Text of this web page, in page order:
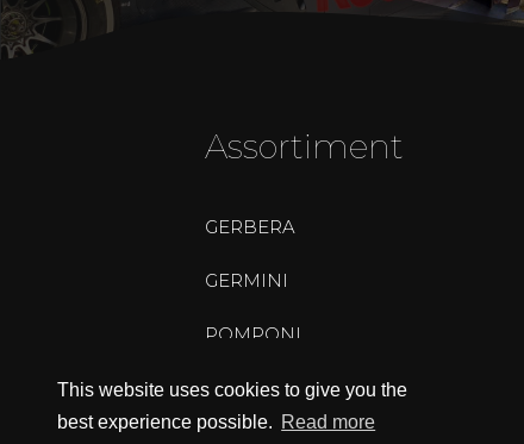
This website uses cookies to give you the
best experience possible. Read more
Assortiment
GERBERA
GERMINI
POMPONI
SPIDER GERBERA